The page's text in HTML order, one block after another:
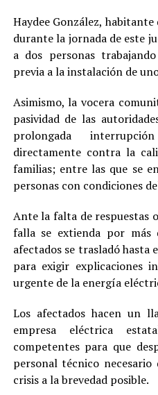
Haydee González,
durante la jornada de este
a dos personas
previa a la instalación de
Asimismo, la vocera
pasividad de las
prolongada
directamente contra la
familias; entre las que se
personas con condiciones
Ante la falta de respuestas
falla se extienda por más
afectados se trasladó hasta
para exigir explicaciones
urgente de la energía
Los afectados hacen un
empresa eléctrica
competentes para que
personal técnico
crisis a la brevedad posible.